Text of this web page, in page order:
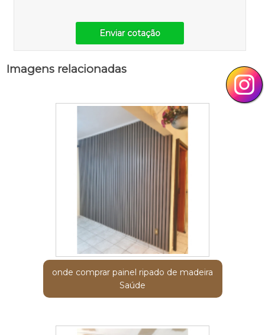
Enviar cotação
Imagens relacionadas
onde comprar painel ripado de madeira
Saúde